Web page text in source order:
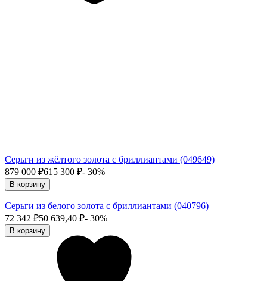
Серьги из жёлтого золота с бриллиантами (049649)
879 000 ₽615 300 ₽- 30%
В корзину
Серьги из белого золота с бриллиантами (040796)
72 342 ₽50 639,40 ₽- 30%
В корзину